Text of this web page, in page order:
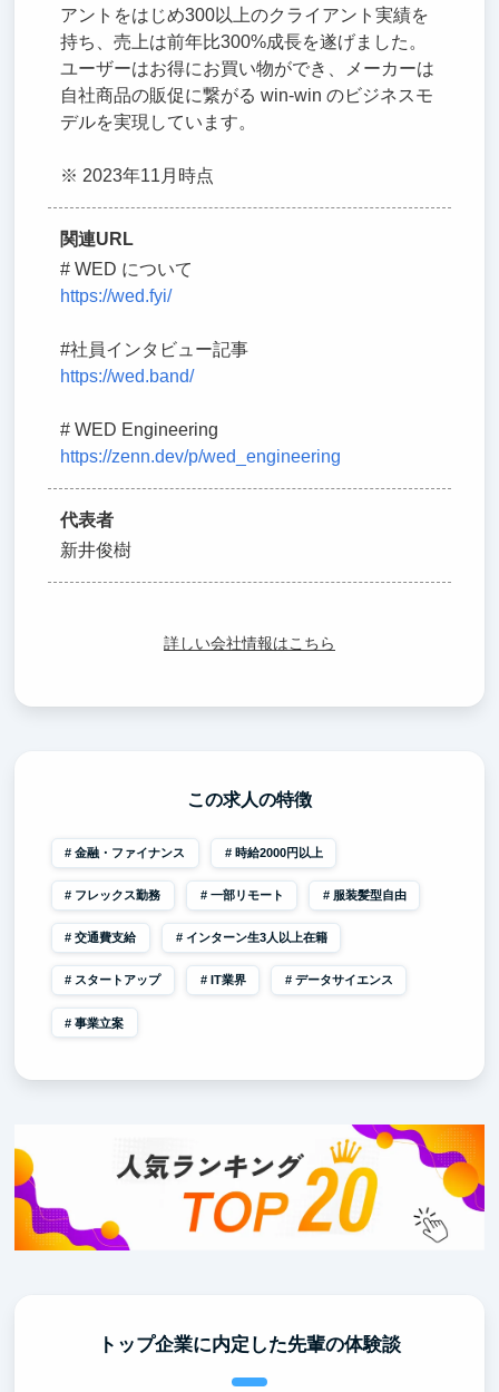
アントをはじめ300以上のクライアント実績を
持ち、売上は前年比300%成長を遂げました。
ユーザーはお得にお買い物ができ、メーカーは
自社商品の販促に繋がる win-win のビジネスモ
デルを実現しています。
※ 2023年11月時点
関連URL
# WED について
https://wed.fyi/
#社員インタビュー記事
https://wed.band/
# WED Engineering
https://zenn.dev/p/wed_engineering
代表者
新井俊樹
詳しい会社情報はこちら
この求人の特徴
金融・ファイナンス 時給2000円以上
フレックス勤務 一部リモート 服装髪型自由
交通費支給 インターン生3人以上在籍
スタートアップ IT業界 データサイエンス
事業立案
トップ企業に内定した先輩の体験談